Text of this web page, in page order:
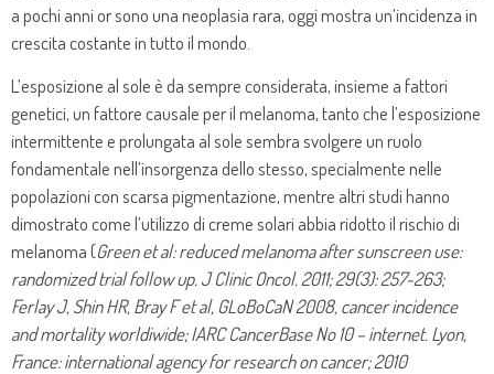
a pochi anni or sono una neoplasia rara, oggi mostra un’incidenza in
crescita costante in tutto il mondo.
L’esposizione al sole è da sempre considerata, insieme a fattori
genetici, un fattore causale per il melanoma, tanto che l’esposizione
intermittente e prolungata al sole sembra svolgere un ruolo
fondamentale nell’insorgenza dello stesso, specialmente nelle
popolazioni con scarsa pigmentazione, mentre altri studi hanno
dimostrato come l’utilizzo di creme solari abbia ridotto il rischio di
melanoma (Green et al: reduced melanoma after sunscreen use:
randomized trial follow up. J Clinic Oncol. 2011; 29(3): 257-263;
Ferlay J, Shin HR, Bray F et al, GLoBoCaN 2008, cancer incidence
and mortality worldiwide; IARC CancerBase No 10 – internet. Lyon,
France: international agency for research on cancer; 2010